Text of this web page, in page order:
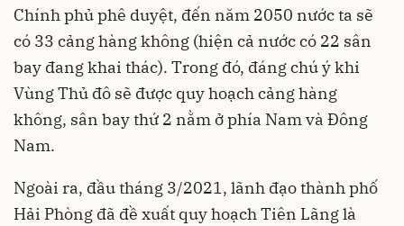
Chính phủ phê duyệt, đến năm 2050 nước ta sẽ
có 33 cảng hàng không (hiện cả nước có 22 sân
bay đang khai thác). Trong đó, đáng chú ý khi
Vùng Thủ đô sẽ được quy hoạch cảng hàng
không, sân bay thứ 2 nằm ở phía Nam và Đông
Nam.
Ngoài ra, đầu tháng 3/2021, lãnh đạo thành phố
Hải Phòng đã đề xuất quy hoạch Tiên Lãng là